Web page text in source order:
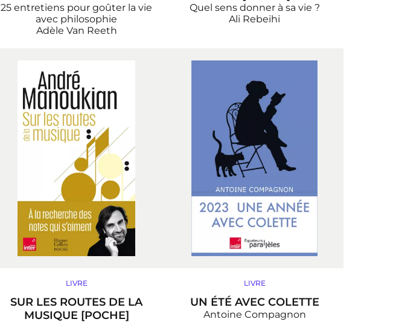
25 entretiens pour goûter la vie
avec philosophie
Adèle Van Reeth
Quel sens donner à sa vie ?
Ali Rebeihi
LIVRE
SUR LES ROUTES DE LA
MUSIQUE [POCHE]
LIVRE
UN ÉTÉ AVEC COLETTE
Antoine Compagnon